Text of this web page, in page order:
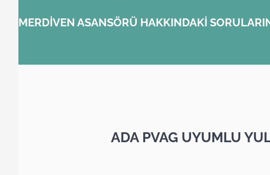
MERDİVEN ASANSÖRÜ HAKKINDAKİ
ADA PVAG UYUMLU